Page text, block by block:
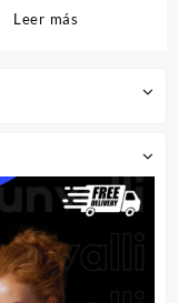
Leer más